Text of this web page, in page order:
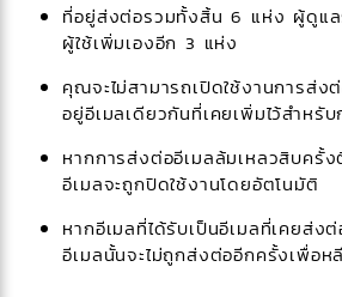
ที่อยู่ส่งต่อรวมทั้งสิ้น 6 แห่ง ผู้ดูแล
ผู้ใช้เพิ่มเองอีก 3 แห่ง
คุณจะไม่สามารถเปิดใช้งานการส่ง
อยู่อีเมลเดียวกันที่เคยเพิ่มไว้สำหรั
หากการส่งต่ออีเมลล้มเหลวสิบครั้
อีเมลจะถูกปิดใช้งานโดยอัตโนมัติ
หากอีเมลที่ได้รับเป็นอีเมลที่เคยส่ง
อีเมลนั้นจะไม่ถูกส่งต่ออีกครั้งเพื่อห